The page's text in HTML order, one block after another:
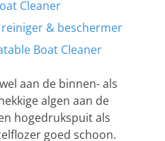
Cleaner
& beschermer
Boat Cleaner
aan de binnen- als
algen aan de
hogedrukspuit als
goed schoon.